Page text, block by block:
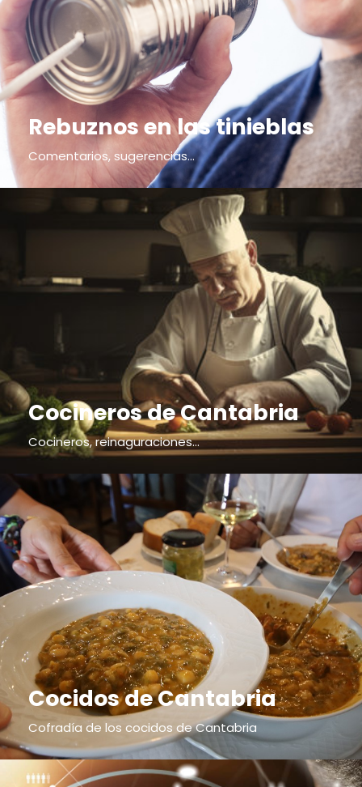
Rebuznos en las tinieblas
Comentarios, sugerencias...
Cocineros de Cantabria
Cocineros, reinaguraciones...
Cocidos de Cantabria
Cofradía de los cocidos de Cantabria